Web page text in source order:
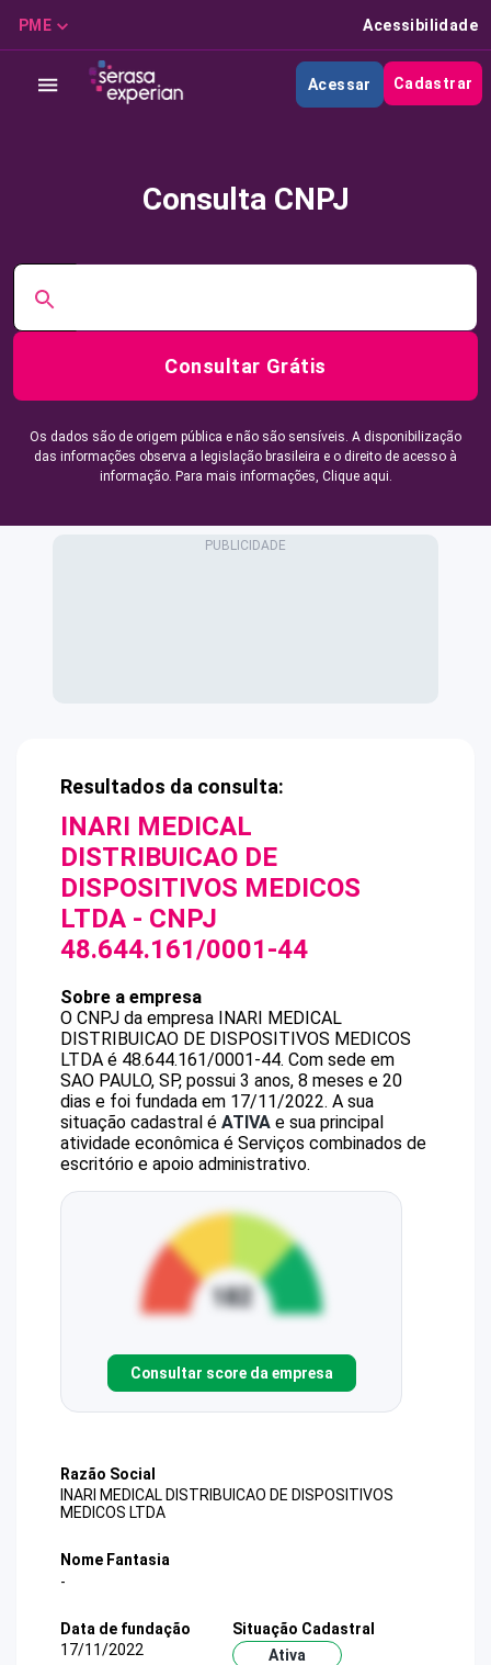
PME Acessibilidade
Acessar Cadastrar
Consulta CNPJ
Consultar Grátis
Os dados são de origem pública e não são sensíveis. A disponibilização
das informações observa a legislação brasileira e o direito de acesso à
informação. Para mais informações, Clique aqui.
Resultados da consulta:
INARI MEDICAL
DISTRIBUICAO DE
DISPOSITIVOS MEDICOS
LTDA - CNPJ
48.644.161/0001-44
Sobre a empresa
O CNPJ da empresa INARI MEDICAL
DISTRIBUICAO DE DISPOSITIVOS MEDICOS
LTDA é 48.644.161/0001-44. Com sede em
SAO PAULO, SP, possui 3 anos, 8 meses e 20
dias e foi fundada em 17/11/2022. A sua
situação cadastral é ATIVA e sua principal
atividade econômica é Serviços combinados de
escritório e apoio administrativo.
Consultar score da empresa
Razão Social
INARI MEDICAL DISTRIBUICAO DE DISPOSITIVOS
MEDICOS LTDA
Nome Fantasia
-
Data de fundação
17/11/2022
Situação Cadastral
Ativa